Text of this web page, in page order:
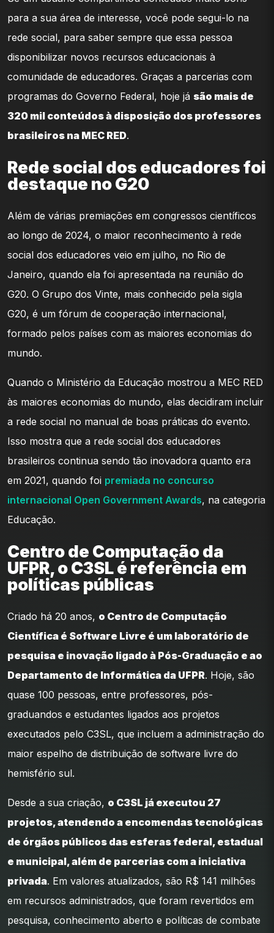
para a sua área de interesse, você pode segui-lo na
rede social, para saber sempre que essa pessoa
disponibilizar novos recursos educacionais à
comunidade de educadores. Graças a parcerias com
programas do Governo Federal, hoje já são mais de
320 mil conteúdos à disposição dos professores
brasileiros na MEC RED.
Rede social dos educadores foi
destaque no G20
Além de várias premiações em congressos científicos
ao longo de 2024, o maior reconhecimento à rede
social dos educadores veio em julho, no Rio de
Janeiro, quando ela foi apresentada na reunião do
G20. O Grupo dos Vinte, mais conhecido pela sigla
G20, é um fórum de cooperação internacional,
formado pelos países com as maiores economias do
mundo.
Quando o Ministério da Educação mostrou a MEC RED
às maiores economias do mundo, elas decidiram incluir
a rede social no manual de boas práticas do evento.
Isso mostra que a rede social dos educadores
brasileiros continua sendo tão inovadora quanto era
em 2021, quando foi premiada no concurso
internacional Open Government Awards, na categoria
Educação.
Centro de Computação da
UFPR, o C3SL é referência em
políticas públicas
Criado há 20 anos, o Centro de Computação
Científica é Software Livre é um laboratório de
pesquisa e inovação ligado à Pós-Graduação e ao
Departamento de Informática da UFPR. Hoje, são
quase 100 pessoas, entre professores, pós-
graduandos e estudantes ligados aos projetos
executados pelo C3SL, que incluem a administração do
maior espelho de distribuição de software livre do
hemisfério sul.
Desde a sua criação, o C3SL já executou 27
projetos, atendendo a encomendas tecnológicas
de órgãos públicos das esferas federal, estadual
e municipal, além de parcerias com a iniciativa
privada. Em valores atualizados, são R$ 141 milhões
em recursos administrados, que foram revertidos em
pesquisa, conhecimento aberto e políticas de combate